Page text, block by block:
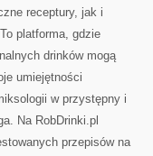
receptury, jak i
platforma, gdzie
drinków mogą
umiejętności
w przystępny i
Na RobDrinki.pl
przepisów na